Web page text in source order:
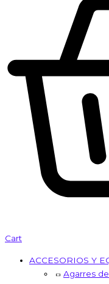
Cart
ACCESORIOS Y
Agarres